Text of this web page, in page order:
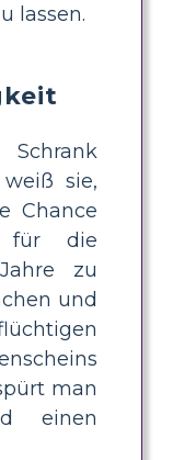
lassen.
sie,
Chance
für die
zu
und
man
einen